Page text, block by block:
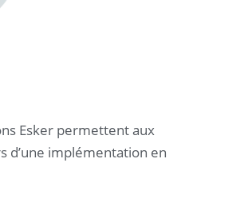
Esker permettent aux
d’une implémentation en